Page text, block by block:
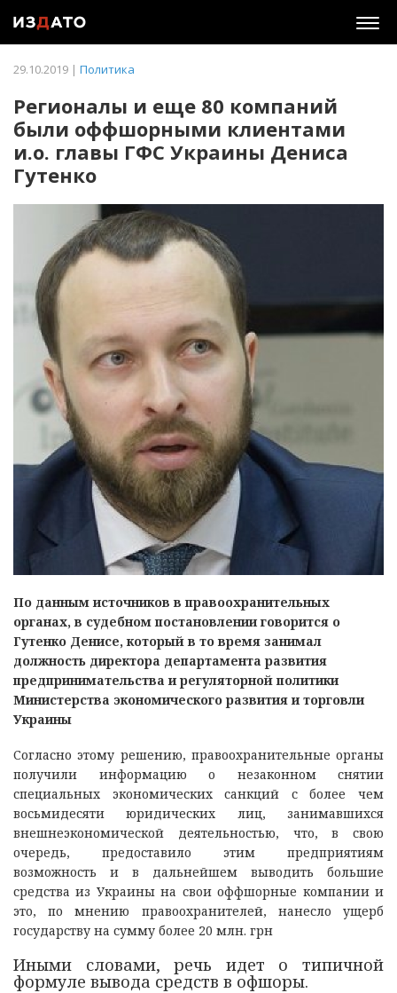
29.10.2019 | Политика
​Регионалы и еще 80 компаний
были оффшорными клиентами
и.о. главы ГФС Украины Дениса
Гутенко
По данным источников в правоохранительных
органах, в судебном постановлении говорится о
Гутенко Денисе, который в то время занимал
должность директора департамента развития
предпринимательства и регуляторной политики
Министерства экономического развития и торговли
Украины
Согласно этому решению, правоохранительные органы
получили информацию о незаконном снятии
специальных экономических санкций с более чем
восьмидесяти юридических лиц, занимавшихся
внешнеэкономической деятельностью, что, в свою
очередь, предоставило этим предприятиям
возможность и в дальнейшем выводить большие
средства из Украины на свои оффшорные компании и
это, по мнению правоохранителей, нанесло ущерб
государству на сумму более 20 млн. грн
Иными словами, речь идет о типичной
формуле вывода средств в офшоры.